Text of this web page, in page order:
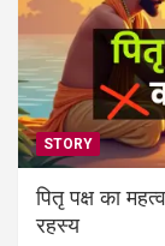
STORY
पितृ पक्ष का
रहस्य